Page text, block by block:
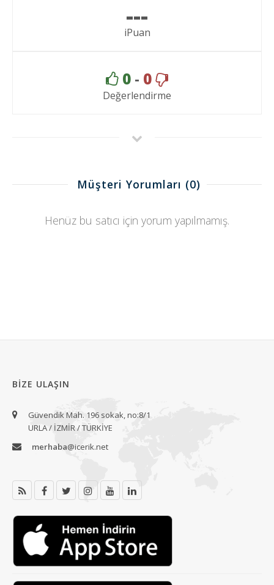
---
iPuan
0 - 0
Değerlendirme
Müşteri Yorumları (0)
Henüz bu satıcı için yorum yapılmamış.
BIZE ULAŞIN
Güvendik Mah. 196 sokak, no:8/1
URLA / İZMİR / TÜRKİYE
merhaba@icerik.net